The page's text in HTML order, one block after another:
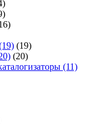
(19)
(20)
(11)